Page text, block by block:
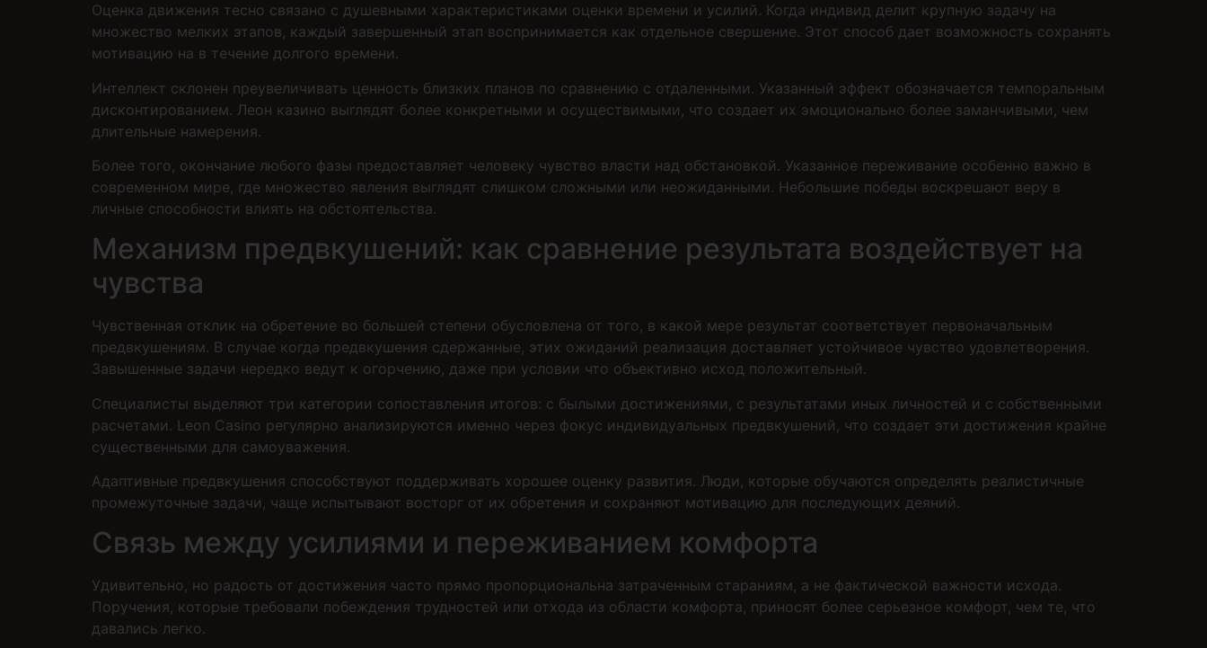
Оценка движения тесно связано с душевными характеристиками оценки времени и усилий. Когда индивид делит крупную задачу на
множество мелких этапов, каждый завершенный этап воспринимается как отдельное свершение. Этот способ дает возможность сохранять
мотивацию на в течение долгого времени.
Интеллект склонен преувеличивать ценность близких планов по сравнению с отдаленными. Указанный эффект обозначается темпоральным
дисконтированием. Леон казино выглядят более конкретными и осуществимыми, что создает их эмоционально более заманчивыми, чем
длительные намерения.
Более того, окончание любого фазы предоставляет человеку чувство власти над обстановкой. Указанное переживание особенно важно в
современном мире, где множество явления выглядят слишком сложными или неожиданными. Небольшие победы воскрешают веру в
личные способности влиять на обстоятельства.
Механизм предвкушений: как сравнение результата воздействует на
чувства
Чувственная отклик на обретение во большей степени обусловлена от того, в какой мере результат соответствует первоначальным
предвкушениям. В случае когда предвкушения сдержанные, этих ожиданий реализация доставляет устойчивое чувство удовлетворения.
Завышенные задачи нередко ведут к огорчению, даже при условии что объективно исход положительный.
Специалисты выделяют три категории сопоставления итогов: с былыми достижениями, с результатами иных личностей и с собственными
расчетами. Leon Casino регулярно анализируются именно через фокус индивидуальных предвкушений, что создает эти достижения крайне
существенными для самоуважения.
Адаптивные предвкушения способствуют поддерживать хорошее оценку развития. Люди, которые обучаются определять реалистичные
промежуточные задачи, чаще испытывают восторг от их обретения и сохраняют мотивацию для последующих деяний.
Связь между усилиями и переживанием комфорта
Удивительно, но радость от достижения часто прямо пропорциональна затраченным стараниям, а не фактической важности исхода.
Поручения, которые требовали побеждения трудностей или отхода из области комфорта, приносят более серьезное комфорт, чем те, что
давались легко.